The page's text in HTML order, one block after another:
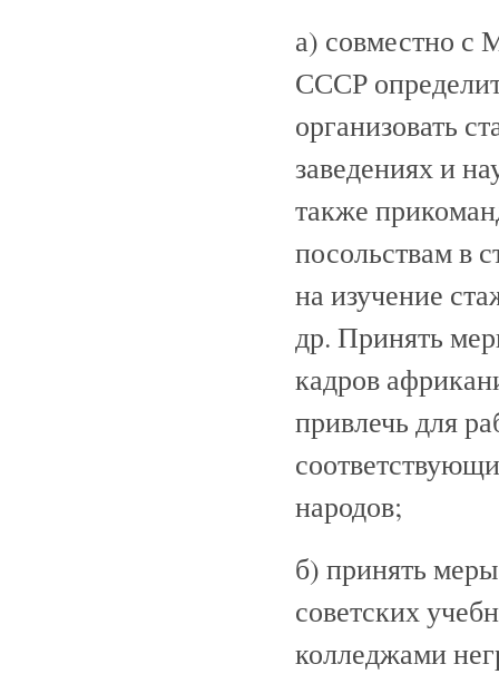
а) совместно
СССР
организовать
заведениях и
также
посольствам в
на изучение
др. Принять
кадров
привлечь для
народов;
б) принять
советских
колледжами